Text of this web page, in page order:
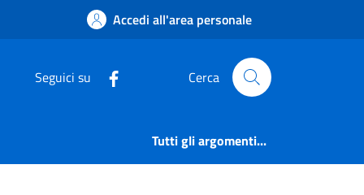
di vertice |
Accedi all'area personale
Seguici su Cerca
Tutti gli argomenti...